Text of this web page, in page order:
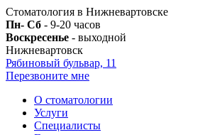
Стоматология в Нижневартовске
Пн- Сб - 9-20 часов
Воскресенье - выходной
Нижневартовск
Рябиновый бульвар, 11
Перезвоните мне
О стоматологии
Услуги
Специалисты